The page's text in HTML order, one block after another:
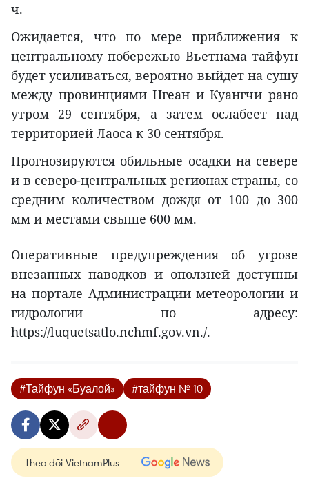
ч.
Ожидается, что по мере приближения к
центральному побережью Вьетнама тайфун
будет усиливаться, вероятно выйдет на сушу
между провинциями Нгеан и Куангчи рано
утром 29 сентября, а затем ослабеет над
территорией Лаоса к 30 сентября.
Прогнозируются обильные осадки на севере
и в северо-центральных регионах страны, со
средним количеством дождя от 100 до 300
мм и местами свыше 600 мм.
Оперативные предупреждения об угрозе
внезапных паводков и оползней доступны
на портале Администрации метеорологии и
гидрологии по адресу:
https://luquetsatlo.nchmf.gov.vn./.
#Тайфун «Буалой» #тайфун № 10
Theo dõi VietnamPlus